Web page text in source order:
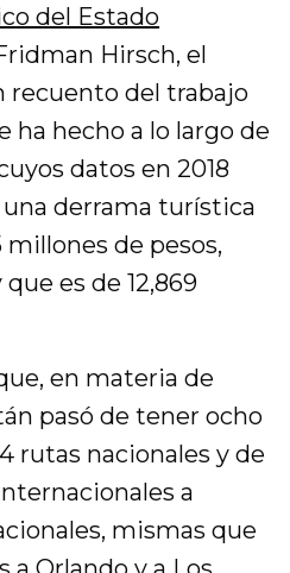
del Estado
Hirsch, el
recuento del trabajo
ha hecho a lo largo de
datos en 2018
derrama turística
de pesos,
es de 12,869
en materia de
pasó de tener ocho
rutas nacionales y de
a
mismas que